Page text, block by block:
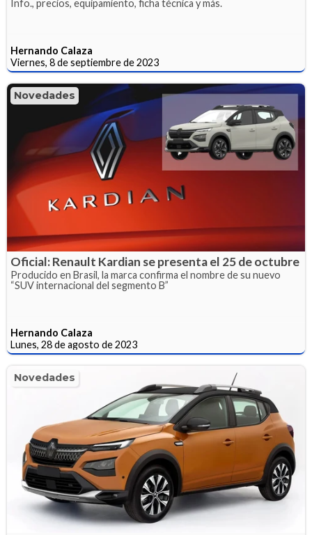
Info., precios, equipamiento, ficha técnica y más.
Hernando Calaza
Viernes, 8 de septiembre de 2023
Novedades
Oficial: Renault Kardian se presenta el 25 de octubre
Producido en Brasil, la marca confirma el nombre de su nuevo
“SUV internacional del segmento B”
Hernando Calaza
Lunes, 28 de agosto de 2023
Novedades